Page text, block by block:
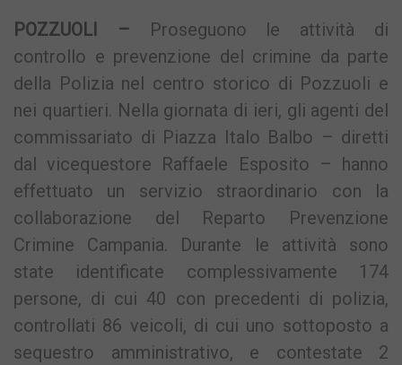
POZZUOLI – Proseguono le attività di
controllo e prevenzione del crimine da parte
della Polizia nel centro storico di Pozzuoli e
nei quartieri. Nella giornata di ieri, gli agenti del
commissariato di Piazza Italo Balbo – diretti
dal vicequestore Raffaele Esposito – hanno
effettuato un servizio straordinario con la
collaborazione del Reparto Prevenzione
Crimine Campania. Durante le attività sono
state identificate complessivamente 174
persone, di cui 40 con precedenti di polizia,
controllati 86 veicoli, di cui uno sottoposto a
sequestro amministrativo, e contestate 2